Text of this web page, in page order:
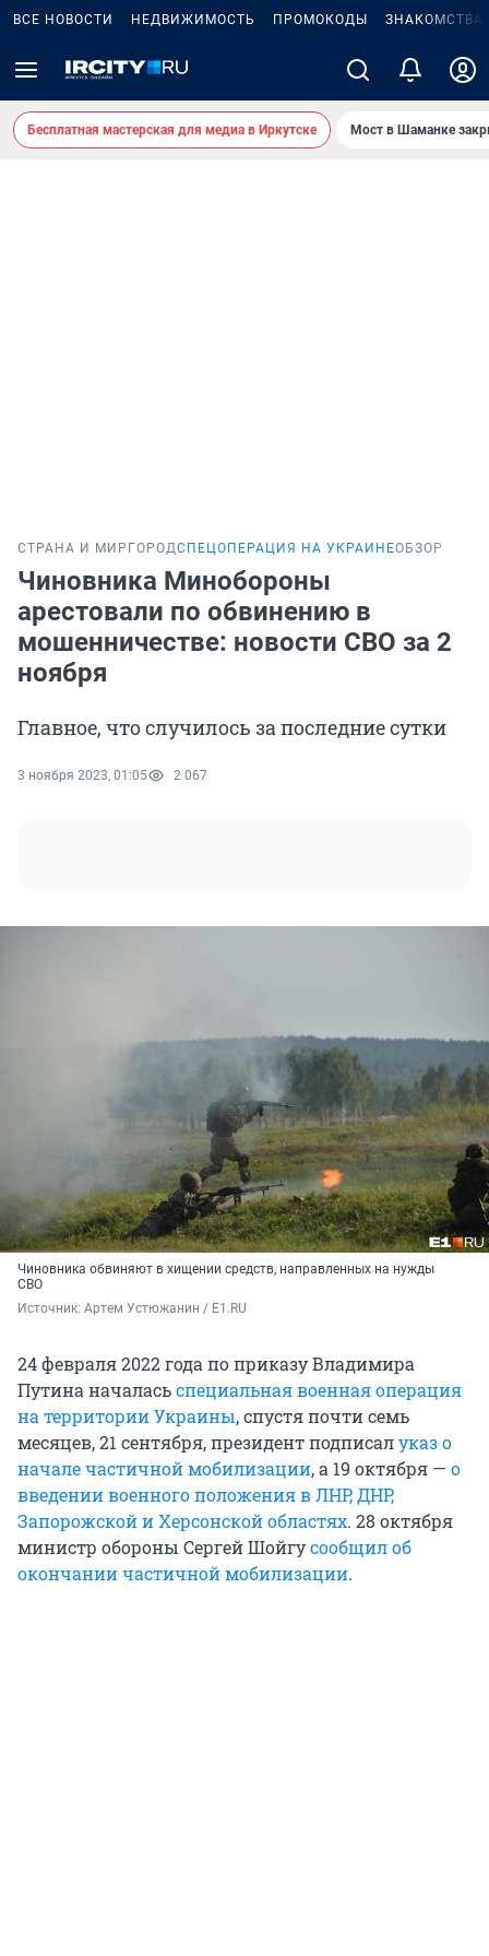
ВСЕ НОВОСТИ НЕДВИЖИМОСТЬ ПРОМОКОДЫ ЗНАКОМСТВА
Бесплатная мастерская для медиа в Иркутске Мост в Шаманке
СТРАНА И МИР ГОРОДСПЕЦОПЕРАЦИЯ НА УКРАИНЕОБЗОР
Чиновника Минобороны
арестовали по обвинению в
мошенничестве: новости СВО за 2
ноября
Главное, что случилось за последние сутки
3 ноября 2023, 01:05 2 067
Чиновника обвиняют в хищении средств, направленных на нужды
СВО
Источник: Артем Устюжанин / E1.RU
24 февраля 2022 года по приказу Владимира
Путина началасьспециальная военная операция
на территории Украины, спустя почти семь
месяцев, 21 сентября, президент подписалуказ о
начале частичной мобилизации, а 19 октября — о
введении военного положения в ЛНР, ДНР,
Запорожской и Херсонской областях. 28 октября
министр обороны Сергей Шойгусообщил об
окончании частичной мобилизации.